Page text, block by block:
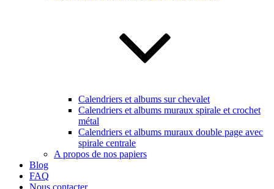
Calendriers et albums sur chevalet
Calendriers et albums muraux spirale et crochet
métal
Calendriers et albums muraux double page avec
spirale centrale
A propos de nos papiers
Blog
FAQ
Nous contacter